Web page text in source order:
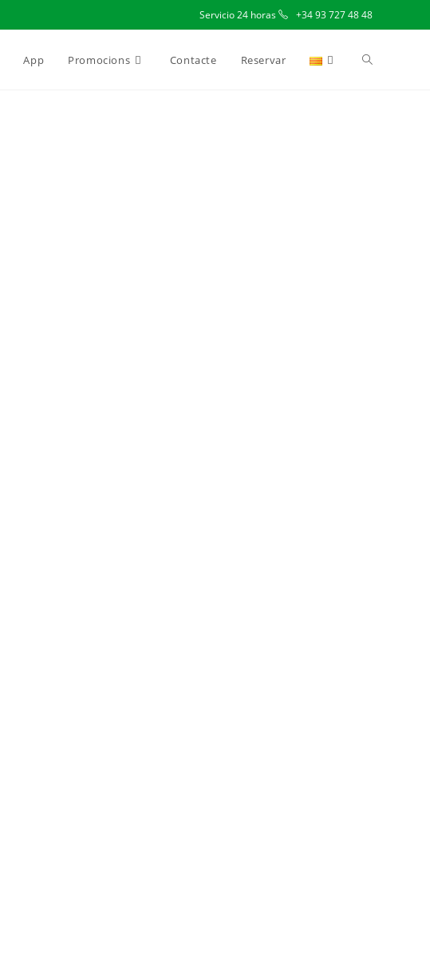
Servicio 24 horas +34 93 727 48 48
App Promocions Contacte Reservar